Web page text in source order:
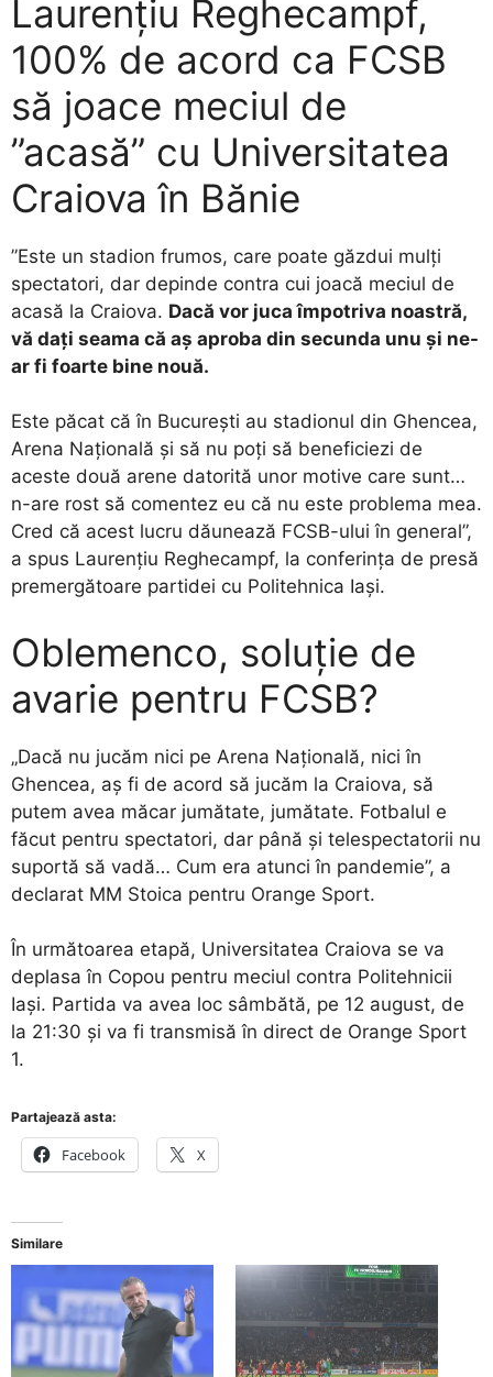
Laurenţiu Reghecampf,
100% de acord ca FCSB
să joace meciul de
”acasă” cu Universitatea
Craiova în Bănie
”Este un stadion frumos, care poate găzdui mulţi
spectatori, dar depinde contra cui joacă meciul de
acasă la Craiova. Dacă vor juca împotriva noastră,
vă daţi seama că aş aproba din secunda unu şi ne-
ar fi foarte bine nouă.
Este păcat că în Bucureşti au stadionul din Ghencea,
Arena Naţională şi să nu poţi să beneficiezi de
aceste două arene datorită unor motive care sunt…
n-are rost să comentez eu că nu este problema mea.
Cred că acest lucru dăunează FCSB-ului în general”,
a spus Laurenţiu Reghecampf, la conferinţa de presă
premergătoare partidei cu Politehnica Iaşi.
Oblemenco, soluţie de
avarie pentru FCSB?
„Dacă nu jucăm nici pe Arena Naţională, nici în
Ghencea, aş fi de acord să jucăm la Craiova, să
putem avea măcar jumătate, jumătate. Fotbalul e
făcut pentru spectatori, dar până şi telespectatorii nu
suportă să vadă… Cum era atunci în pandemie”, a
declarat MM Stoica pentru Orange Sport.
În următoarea etapă, Universitatea Craiova se va
deplasa în Copou pentru meciul contra Politehnicii
Iaşi. Partida va avea loc sâmbătă, pe 12 august, de
la 21:30 şi va fi transmisă în direct de Orange Sport
1.
Partajează asta:
Facebook X
Similare